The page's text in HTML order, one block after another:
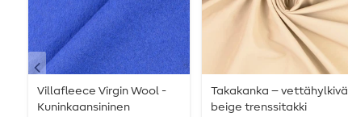
Villafleece Virgin Wool -
Kuninkaansininen
Takakanka – vettähylkivä
beige trenssitakki